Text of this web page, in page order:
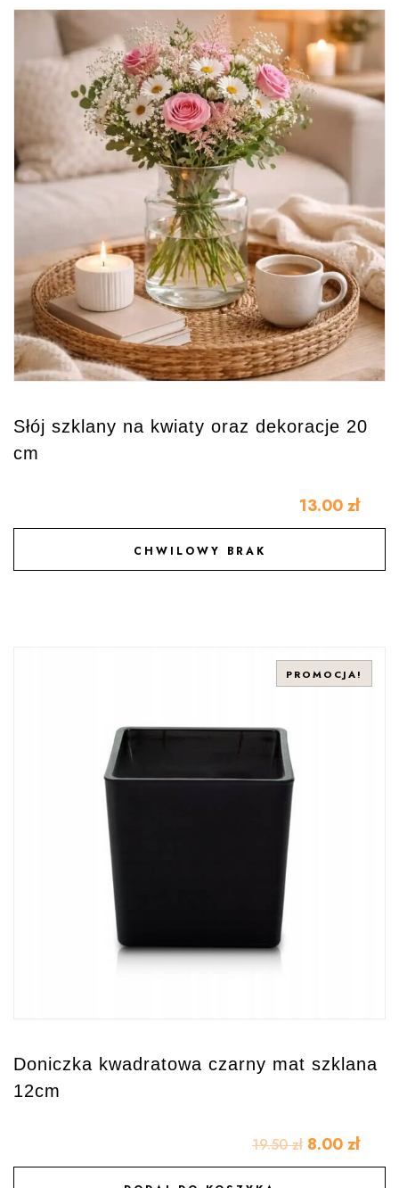
Słój szklany na kwiaty oraz dekoracje 20
cm
13.00 zł
CHWILOWY BRAK
DODAJ DO ULUBIONYCH
PROMOCJA!
Doniczka kwadratowa czarny mat szklana
12cm
19.50zł 8.00 zł